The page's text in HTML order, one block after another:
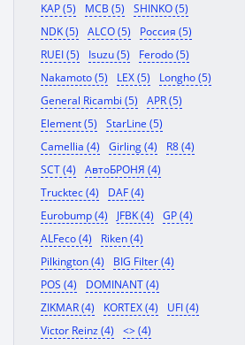
KAP (5)
MCB (5)
SHINKO (5)
NDK (5)
ALCO (5)
Россия (5)
RUEI (5)
Isuzu (5)
Ferodo (5)
Nakamoto (5)
LEX (5)
Longho (5)
General Ricambi (5)
APR (5)
Element (5)
StarLine (5)
Camellia (4)
Girling (4)
R8 (4)
SCT (4)
АвтоБРОНЯ (4)
Trucktec (4)
DAF (4)
Eurobump (4)
JFBK (4)
GP (4)
ALFeco (4)
Riken (4)
Pilkington (4)
BIG Filter (4)
POS (4)
DOMINANT (4)
ZIKMAR (4)
KORTEX (4)
UFI (4)
Victor Reinz (4)
<> (4)